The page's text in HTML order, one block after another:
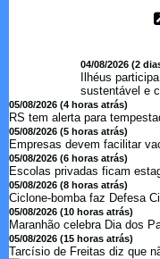
04/08/2026 (2
Ilhéus
sustentável e
05/08/2026 (4 horas atrás)
RS tem alerta para
05/08/2026 (5 horas atrás)
Empresas devem facilitar
05/08/2026 (6 horas atrás)
Escolas privadas ficam
05/08/2026 (8 horas atrás)
Ciclone-bomba faz Defesa
05/08/2026 (10 horas atrás)
Maranhão celebra Dia dos
05/08/2026 (15 horas atrás)
Tarcísio de Freitas diz que